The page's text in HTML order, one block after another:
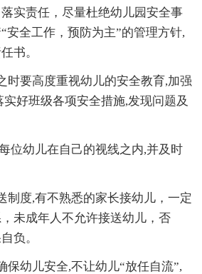
实责任，尽量杜绝幼儿园安全事
安全工作，预防为主”的管理方针,
书。
时要高度重视幼儿的安全教育,加强
好班级各项安全措施,发现问题及
位幼儿在自己的视线之内,并及时
制度,有不熟悉的家长接幼儿，一定
未成年人不允许接送幼儿，否
负。
保幼儿安全,不让幼儿“放任自流”,